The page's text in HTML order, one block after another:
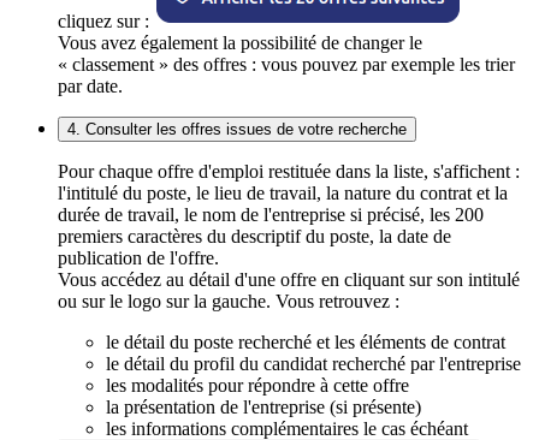
cliquez sur :
Vous avez également la possibilité de changer le
« classement » des offres : vous pouvez par exemple les trier
par date.
4. Consulter les offres issues de votre recherche
Pour chaque offre d'emploi restituée dans la liste, s'affichent :
l'intitulé du poste, le lieu de travail, la nature du contrat et la
durée de travail, le nom de l'entreprise si précisé, les 200
premiers caractères du descriptif du poste, la date de
publication de l'offre.
Vous accédez au détail d'une offre en cliquant sur son intitulé
ou sur le logo sur la gauche. Vous retrouvez :
le détail du poste recherché et les éléments de contrat
le détail du profil du candidat recherché par l'entreprise
les modalités pour répondre à cette offre
la présentation de l'entreprise (si présente)
les informations complémentaires le cas échéant